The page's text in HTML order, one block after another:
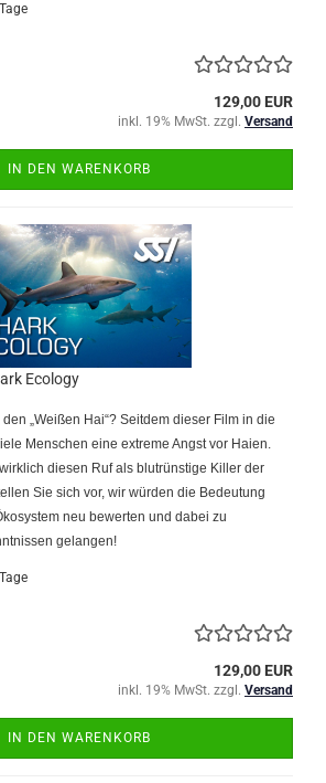
129,00 EUR
inkl. 19% MwSt. zzgl. Versand
IN DEN WARENKORB
Ecology
„Weißen Hai“? Seitdem dieser Film in die
Menschen eine extreme Angst vor Haien.
diesen Ruf als blutrünstige Killer der
Sie sich vor, wir würden die Bedeutung
neu bewerten und dabei zu
gelangen!
129,00 EUR
inkl. 19% MwSt. zzgl. Versand
IN DEN WARENKORB